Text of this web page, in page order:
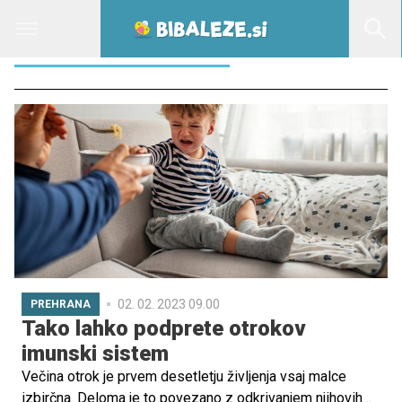
MARSOVCI ŽELEJČKI
PREHRANA 02. 02. 2023 09.00
Tako lahko podprete otrokov
imunski sistem
Večina otrok je prvem desetletju življenja vsaj malce
izbirčna. Deloma je to povezano z odkrivanjem njihovih